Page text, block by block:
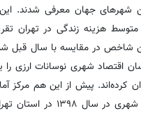
شهرهای جهان معرفی شدند. این
هزینه زندگی در تهران
شاخص در مقایسه با سال قبل
اقتصاد شهری نوسانات ارزی را
کرده‌اند. پیش از این هم مرکز